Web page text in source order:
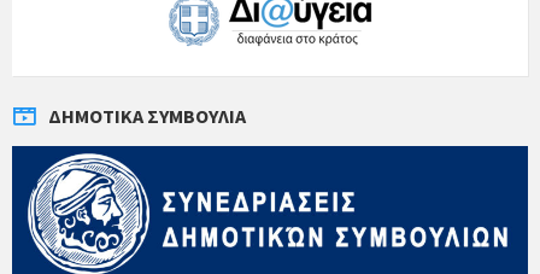
ΔΗΜΟΤΙΚΆ ΣΥΜΒΟΎΛΙΑ